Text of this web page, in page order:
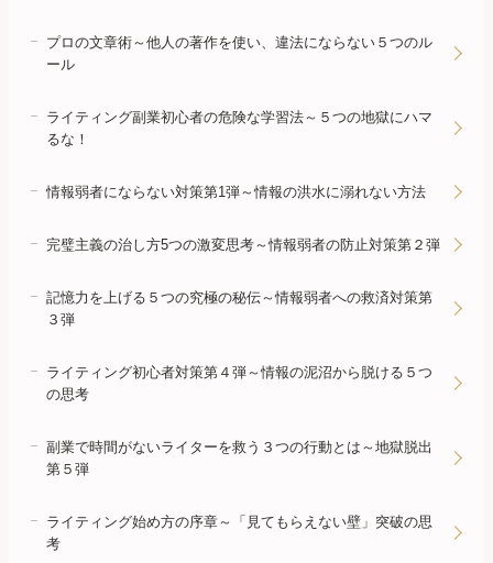
プロの文章術～他人の著作を使い、違法にならない５つのル
ール
ライティング副業初心者の危険な学習法～５つの地獄にハマ
るな！
情報弱者にならない対策第1弾～情報の洪水に溺れない方法
完璧主義の治し方5つの激変思考～情報弱者の防止対策第２弾
記憶力を上げる５つの究極の秘伝～情報弱者への救済対策第
３弾
ライティング初心者対策第４弾～情報の泥沼から脱ける５つ
の思考
副業で時間がないライターを救う３つの行動とは～地獄脱出
第５弾
ライティング始め方の序章～「見てもらえない壁」突破の思
考